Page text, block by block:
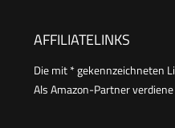
AFFILIATELINKS
Die mit * gekennzeichneten
Als Amazon-Partner